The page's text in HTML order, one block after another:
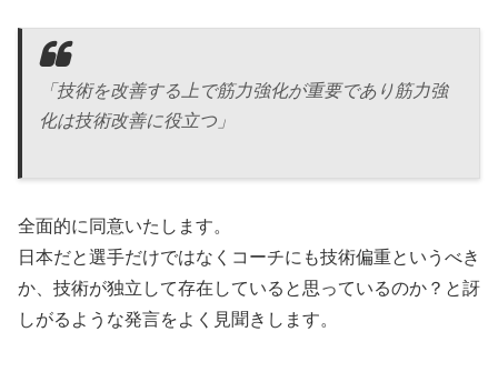
「技術を改善する上で筋力強化が重要であり筋力強
化は技術改善に役立つ」
全面的に同意いたします。
日本だと選手だけではなくコーチにも技術偏重というべき
か、技術が独立して存在していると思っているのか？と訝
しがるような発言をよく見聞きします。